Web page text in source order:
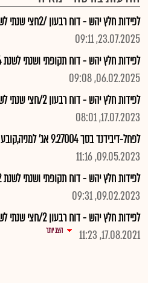
לפידות חלץ יהש - דוח רבעון /2חצי שנתי לשנת 2025
23.07.2025, 09:11
לפידות חלץ יהש - דוח תקופתי ושנתי לשנת 2024
06.02.2025, 09:08
לפידות חלץ יהש - דוח רבעון 2/חצי שנתי לשנת 2023
17.07.2023, 08:01
לפחל-דיבידנד בסך 9.27004 אג' למניה,קובע 21.5.23,תשלום 28.5.23
09.05.2023, 11:16
לפידות חלץ יהש - דוח תקופתי ושנתי לשנת 2022
09.02.2023, 09:31
לפידות חלץ יהש - דוח רבעון 2/חצי שנתי לשנת 2021
17.08.2021, 11:23
הצג יותר